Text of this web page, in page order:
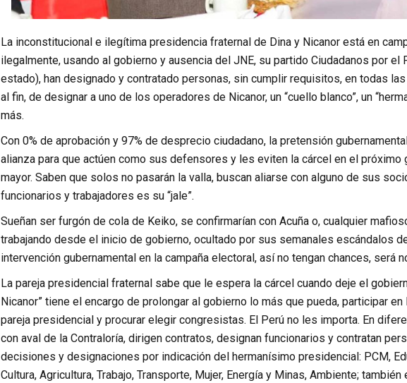
La inconstitucional e ilegítima presidencia fraternal de Dina y Nicanor está en
ilegalmente, usando al gobierno y ausencia del JNE, su partido Ciudadanos por
estado), han designado y contratado personas, sin cumplir requisitos, en todas
al fin, de designar a uno de los operadores de Nicanor, un “cuello blanco”, un
más.
Con 0% de aprobación y 97% de desprecio ciudadano, la pretensión
alianza para que actúen como sus defensores y les eviten la cárcel en el
mayor. Saben que solos no pasarán la valla, buscan aliarse con alguno de sus
funcionarios y trabajadores es su “jale”.
Sueñan ser furgón de cola de Keiko, se confirmarían con Acuña o, cualquier
trabajando desde el inicio de gobierno, ocultado por sus semanales escándalos
intervención gubernamental en la campaña electoral, así no tengan chances, será
La pareja presidencial fraternal sabe que le espera la cárcel cuando deje el
Nicanor” tiene el encargo de prolongar al gobierno lo más que pueda, participar
pareja presidencial y procurar elegir congresistas. El Perú no les importa. En
con aval de la Contraloría, dirigen contratos, designan funcionarios y contratan
decisiones y designaciones por indicación del hermanísimo presidencial: PCM,
Cultura, Agricultura, Trabajo, Transporte, Mujer, Energía y Minas, Ambiente; también